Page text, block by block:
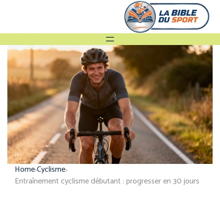
HomeCyclisme
Entraînement cyclisme débutant : progresser en 30 jours